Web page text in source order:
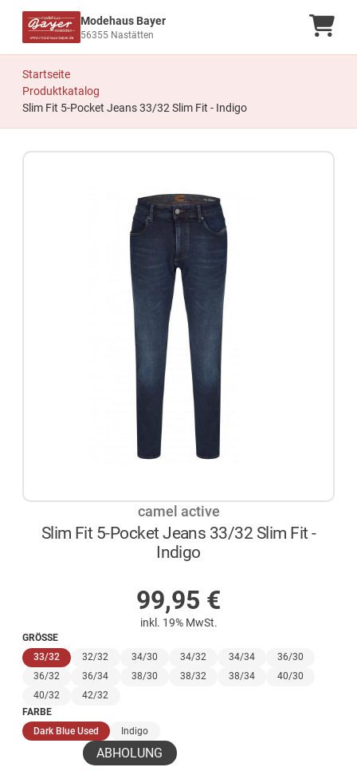
Modehaus Bayer
56355 Nastätten
Startseite
Produktkatalog
Slim Fit 5-Pocket Jeans 33/32 Slim Fit - Indigo
camel active
Slim Fit 5-Pocket Jeans 33/32 Slim Fit -
Indigo
99,95 €
inkl. 19% MwSt.
GRÖSSE
33/32 (ausgewählt)
32/32 34/30 34/32 34/34
36/30
36/32
36/34 38/30 38/32 38/34
40/30
40/32
42/32
FARBE
Dark Blue Used (ausgewählt)
Indigo
ABHOLUNG